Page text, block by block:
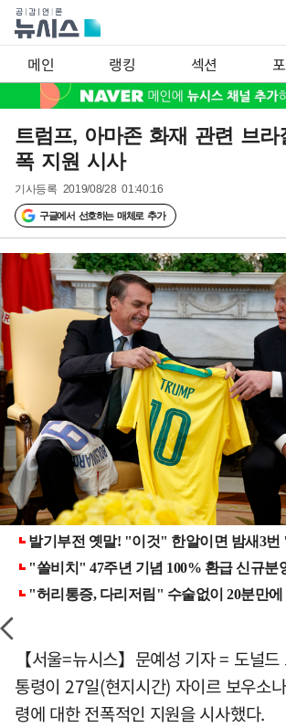
메인 랭킹 섹션
트럼프, 아마존 화재 관련 브라
폭 지원 시사
기사등록 2019/08/28 01:40:16
구글에서 선호하는 매체로 추가
【서울=뉴시스】문예성 기자 = 도널
통령이 27일(현지시간) 자이르 보우소
령에 대한 전폭적인 지원을 시사했다.